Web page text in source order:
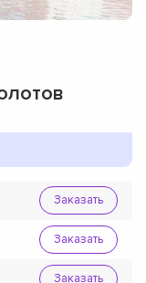
Заказать
Заказать
Заказать